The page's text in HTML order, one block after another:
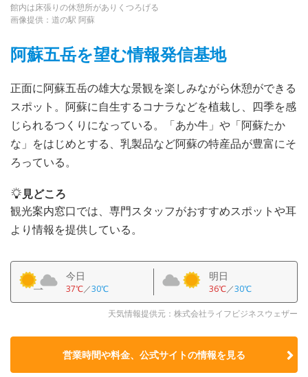
館内は床張りの休憩所がありくつろげる
画像提供：道の駅 阿蘇
阿蘇五岳を望む情報発信基地
正面に阿蘇五岳の雄大な景観を楽しみながら休憩ができる
スポット。阿蘇に自生するコナラなどを植栽し、四季を感
じられるつくりになっている。「あか牛」や「阿蘇たか
な」をはじめとする、乳製品など阿蘇の特産品が豊富にそ
ろっている。
見どころ
観光案内窓口では、専門スタッフがおすすめスポットや耳
より情報を提供している。
今日
37℃／30℃
明日
36℃／30℃
天気情報提供元：株式会社ライフビジネスウェザー
営業時間や料金、公式サイトの情報を見る